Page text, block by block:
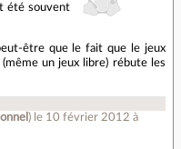
été souvent
être que le fait que le jeux
un jeux libre) rébute les
) le 10 février 2012 à